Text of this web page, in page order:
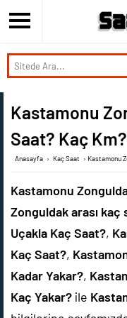
Kastamonu
Saat? Kaç
Anasayfa › Kaç Saat › Kastamonu
Kastamonu
Zonguldak arası kaç
Uçakla Kaç Saat?,
Kaç Saat?,
Kadar Yakar?,
Kaç Yakar? ile